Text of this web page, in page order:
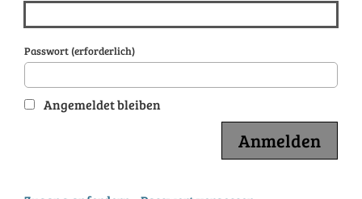
Passwort (erforderlich)
Angemeldet bleiben